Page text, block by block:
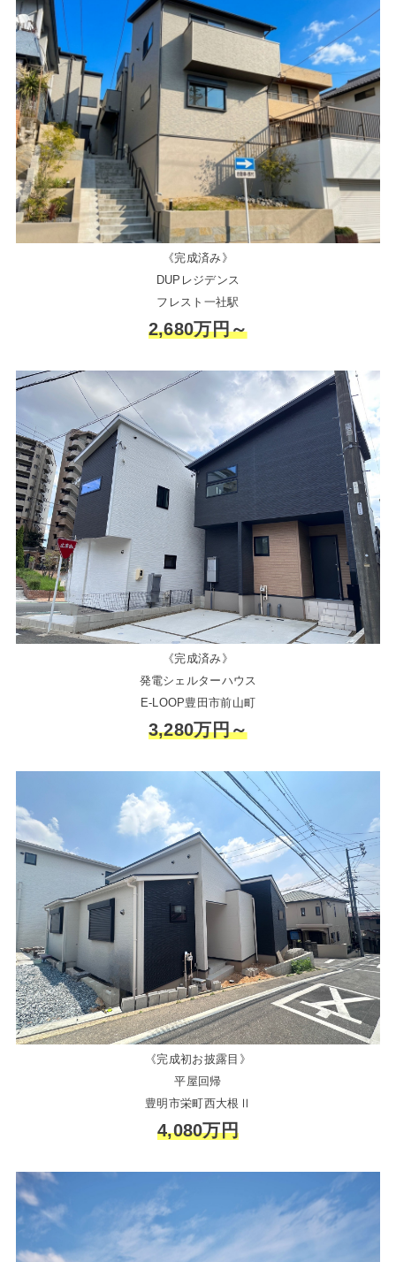
《完成済み》
DUPレジデンス
フレスト一社駅
2,680万円～
《完成済み》
発電シェルターハウス
E-LOOP豊田市前山町
3,280万円～
《完成初お披露目》
平屋回帰
豊明市栄町西大根Ⅱ
4,080万円